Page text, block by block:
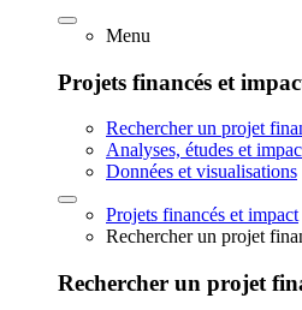
Menu
Projets financés et
Rechercher un projet
Analyses, études et
Données et visualisations
Projets financés et impact
Rechercher un projet
Rechercher un projet